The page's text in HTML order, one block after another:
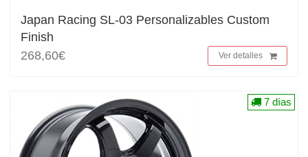
Japan Racing SL-03 Personalizables Custom
Finish
268,60€
Ver detalles
7 días